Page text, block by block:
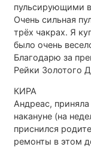
пульсирующими
Очень сильная
трёх чакрах. Я
было очень
Благодарю за
Рейки Золотого
КИРА
Андреас,
накануне (на
приснился
ремонты в этом